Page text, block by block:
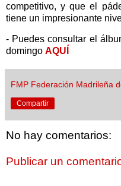
competitivo, y que el
tiene un impresionante
- Puedes consultar el
domingo AQUÍ
FMP Federación Madrileña
Compartir
No hay comentarios:
Publicar un